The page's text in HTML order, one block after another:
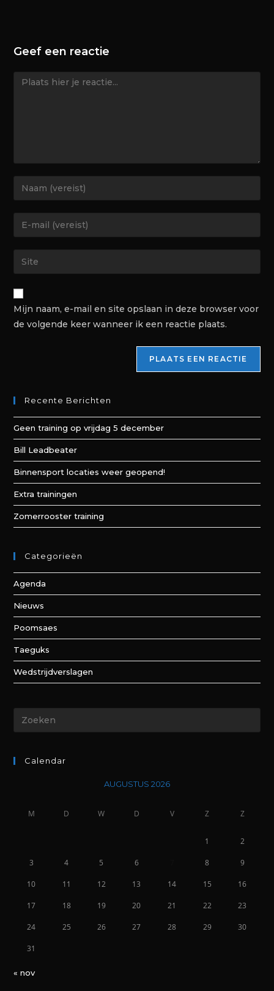
Geef een reactie
Mijn naam, e-mail en site opslaan in deze browser voor
de volgende keer wanneer ik een reactie plaats.
Recente Berichten
Geen training op vrijdag 5 december
Bill Leadbeater
Binnensport locaties weer geopend!
Extra trainingen
Zomerrooster training
Categorieën
Agenda
Nieuws
Poomsaes
Taeguks
Wedstrijdverslagen
Calendar
AUGUSTUS 2026
M D W D V Z Z
1 2
3 4 5 6 8 9
10 11 12 13 14 15 16
17 18 19 20 21 22 23
24 25 26 27 28 29 30
31
« nov